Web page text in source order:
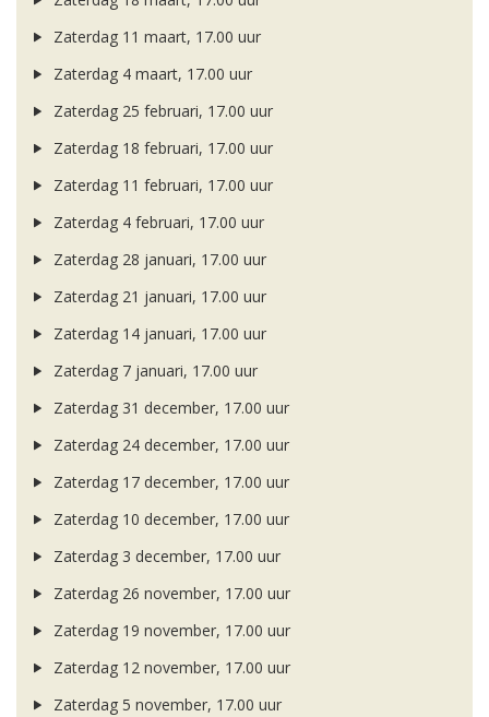
Zaterdag 11 maart, 17.00 uur
Zaterdag 4 maart, 17.00 uur
Zaterdag 25 februari, 17.00 uur
Zaterdag 18 februari, 17.00 uur
Zaterdag 11 februari, 17.00 uur
Zaterdag 4 februari, 17.00 uur
Zaterdag 28 januari, 17.00 uur
Zaterdag 21 januari, 17.00 uur
Zaterdag 14 januari, 17.00 uur
Zaterdag 7 januari, 17.00 uur
Zaterdag 31 december, 17.00 uur
Zaterdag 24 december, 17.00 uur
Zaterdag 17 december, 17.00 uur
Zaterdag 10 december, 17.00 uur
Zaterdag 3 december, 17.00 uur
Zaterdag 26 november, 17.00 uur
Zaterdag 19 november, 17.00 uur
Zaterdag 12 november, 17.00 uur
Zaterdag 5 november, 17.00 uur